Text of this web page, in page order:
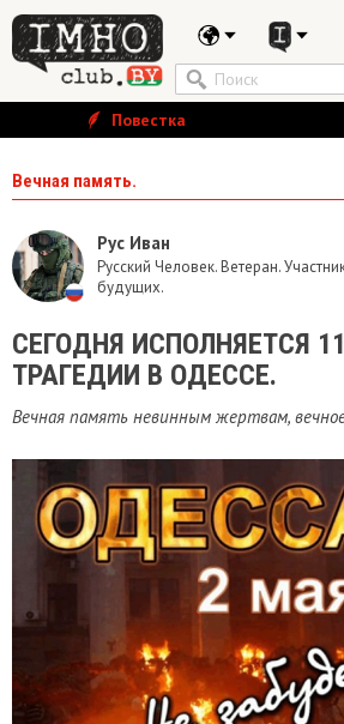
Повестка
Вечная память.
Рус Иван
Русский Человек. Ветеран.
будущих.
СЕГОДНЯ ИСПОЛНЯЕТСЯ
ТРАГЕДИИ В ОДЕССЕ.
Вечная память невинным жертвам,